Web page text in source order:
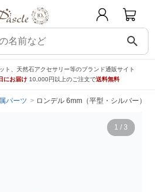
search
ト、天然石アクセサリー等のブランド通販サイト
にお届け 10,000円以上のご注文で送料無料
パーツ ロンデル 6mm（平型・シルバー）
1 / 3